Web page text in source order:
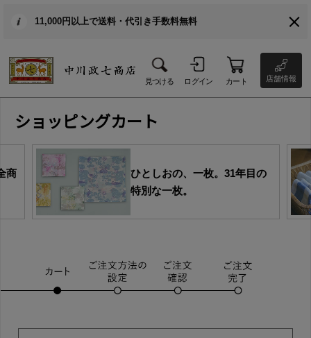
11,000円以上で送料・代引き手数料無料
見つける ログイン カート 店舗情報
ショッピングカート
商
ひとしおの、一枚。31年目の
特別な一枚。